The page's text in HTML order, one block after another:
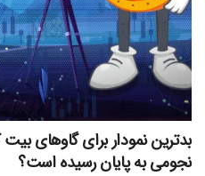
بدترین نمودار برای گاوهای
نجومی به پایان رسیده است؟